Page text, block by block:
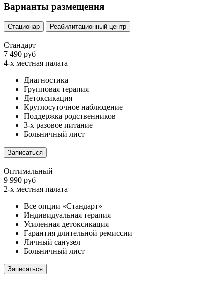
Варианты размещения
Стационар Реабилитационный центр
Стандарт
7 490 руб
4-х местная палата
Диагностика
Групповая терапия
Детоксикация
Круглосуточное наблюдение
Поддержка родственников
3-х разовое питание
Больничный лист
Записаться
Оптимальный
9 990 руб
2-х местная палата
Все опции «Стандарт»
Индивидуальная терапия
Усиленная детоксикация
Гарантия длительной ремиссии
Личный санузел
Больничный лист
Записаться